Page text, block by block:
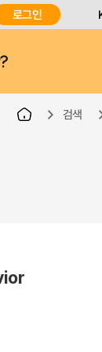
로그인
검색